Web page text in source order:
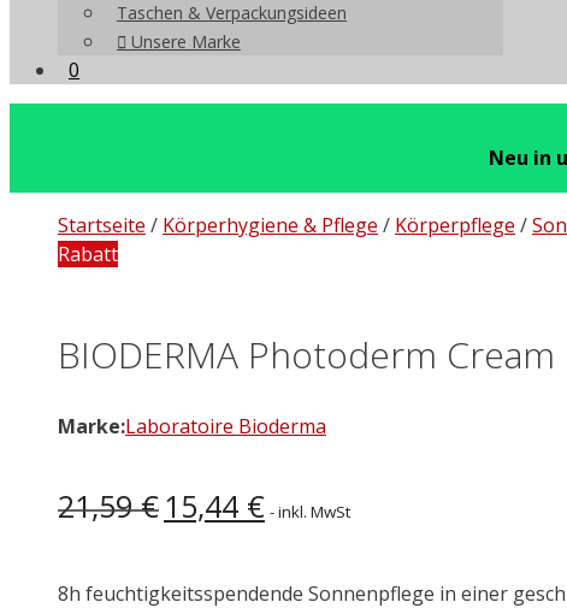
Taschen & Verpackungsideen
Unsere Marke
0
Neu in
Startseite / Körperhygiene & Pflege / Körperpflege /
Rabatt
BIODERMA Photoderm
Marke:Laboratoire Bioderma
21,59€ Ursprünglicher
Preis
21,59 €
15,44 €Aktueller
Preis
15,44 €.
- inkl. MwSt
8h feuchtigkeitsspendende Sonnenpflege in einer